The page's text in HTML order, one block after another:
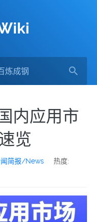
内应用市
览
简报/News
热度: